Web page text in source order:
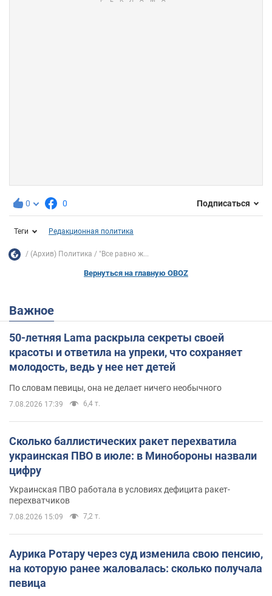
0 0 Подписаться
Теги Редакционная политика
(Архив) Политика "Все равно ж...
Вернуться на главную OBOZ
Важное
50-летняя Lama раскрыла секреты своей
красоты и ответила на упреки, что сохраняет
молодость, ведь у нее нет детей
По словам певицы, она не делает ничего необычного
7.08.2026 17:39 6,4 т.
Сколько баллистических ракет перехватила
украинская ПВО в июле: в Минобороны назвали
цифру
Украинская ПВО работала в условиях дефицита ракет-
перехватчиков
7.08.2026 15:09 7,2 т.
Аурика Ротару через суд изменила свою пенсию,
на которую ранее жаловалась: сколько получала
певица